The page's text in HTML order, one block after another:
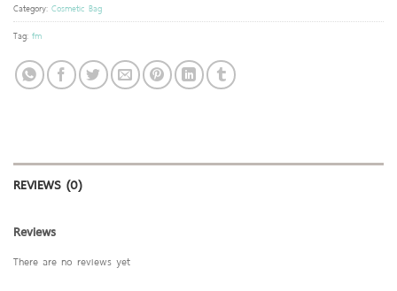
Category: Cosmetic Bag
Tag: fm
REVIEWS (0)
Reviews
There are no reviews yet